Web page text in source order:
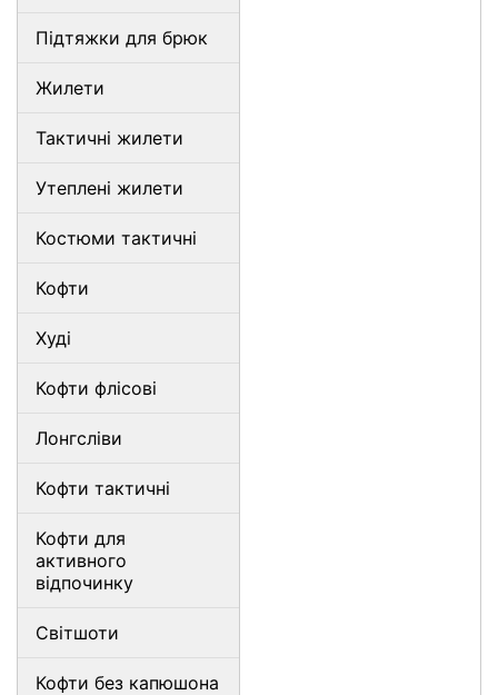
Підтяжки для брюк
Жилети
Тактичні жилети
Утеплені жилети
Костюми тактичні
Кофти
Худі
Кофти флісові
Лонгсліви
Кофти тактичні
Кофти для
активного
відпочинку
Світшоти
Кофти без капюшона